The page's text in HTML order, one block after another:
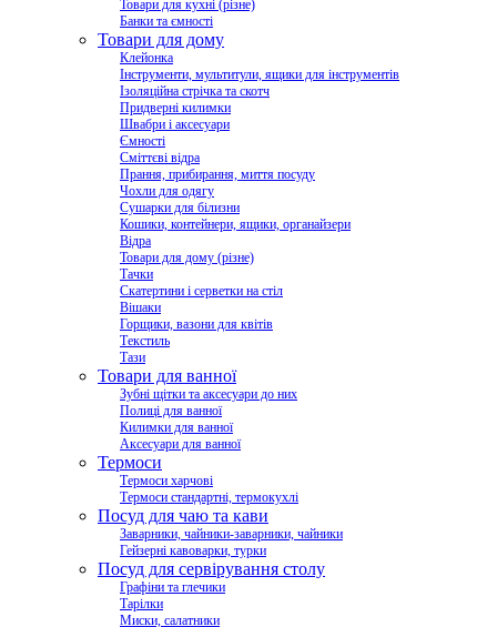
Товари для кухні (різне)
Банки та ємності
Товари для дому
Клейонка
Інструменти, мультитули, ящики для інструментів
Ізоляційна стрічка та скотч
Придверні килимки
Швабри і аксесуари
Ємності
Сміттєві відра
Прання, прибирання, миття посуду
Чохли для одягу
Сушарки для білизни
Кошики, контейнери, ящики, органайзери
Відра
Товари для дому (різне)
Тачки
Скатертини і серветки на стіл
Вішаки
Горщики, вазони для квітів
Текстиль
Тази
Товари для ванної
Зубні щітки та аксесуари до них
Полиці для ванної
Килимки для ванної
Аксесуари для ванної
Термоси
Термоси харчові
Термоси стандартні, термокухлі
Посуд для чаю та кави
Заварники, чайники-заварники, чайники
Гейзерні кавоварки, турки
Посуд для сервірування столу
Графіни та глечики
Тарілки
Миски, салатники